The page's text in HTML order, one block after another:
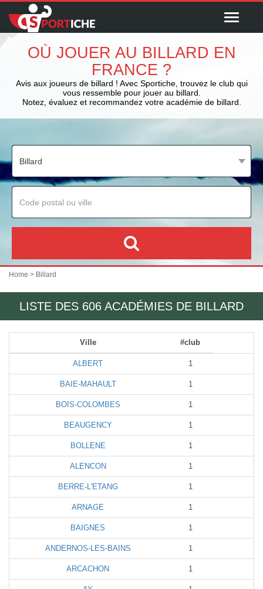
Menu
OÙ JOUER AU BILLARD EN
FRANCE ?
Avis aux joueurs de billard ! Avec Sportiche, trouvez le club qui
vous ressemble pour jouer au billard.
Notez, évaluez et recommandez votre académie de billard.
Home > Billard
LISTE DES 606 ACADÉMIES DE BILLARD
Ville #club
ALBERT 1
BAIE-MAHAULT 1
BOIS-COLOMBES 1
BEAUGENCY 1
BOLLENE 1
ALENCON 1
BERRE-L'ETANG 1
ARNAGE 1
BAIGNES 1
ANDERNOS-LES-BAINS 1
ARCACHON 1